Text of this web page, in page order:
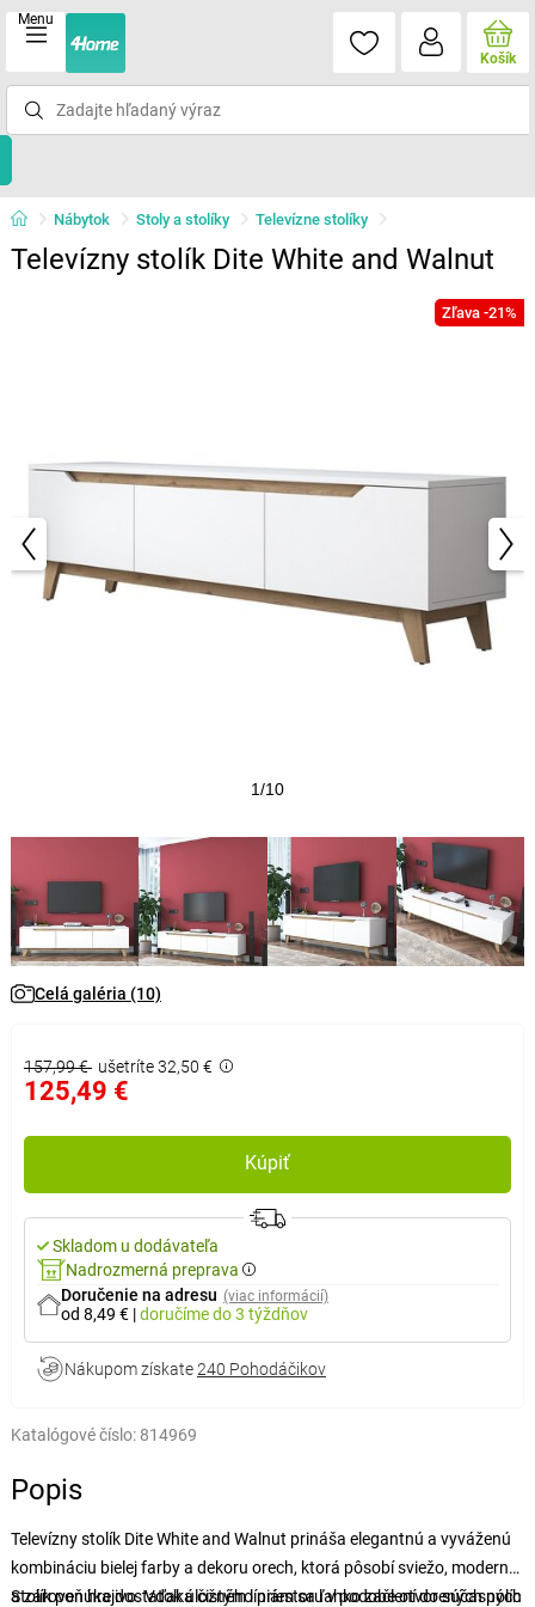
Menu
Košík
Nábytok Stoly a stolíky Televízne stolíky
Televízny stolík Dite White and Walnut
Zľava -21%
1/10
Celá galéria (10)
157,99 € ušetríte 32,50 €
125,49 €
Kúpiť
Skladom u dodávateľa
Nadrozmerná preprava
Doručenie na adresu (viac informácií)
od 8,49 € |doručímedo 3 týždňov
Nákupom získate240 Pohodáčikov
Katalógové číslo: 814969
Popis
Televízny stolík Dite White and Walnut prináša elegantnú a vyváženú
kombináciu bielej farby a dekoru orech, ktorá pôsobí sviežo, moderne
a zároveň hrejivo. Vďaka čistým líniám sa ľahko začlení do súčasných
Stolík ponúka dostatok úložného priestoru v podobe otvorených políc